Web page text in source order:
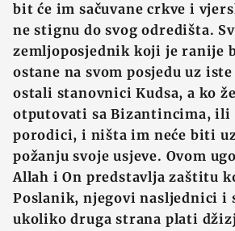
bit će im sačuvane crkve i
ne stignu do svog odredišta.
zemljoposjednik koji je ranije
ostane na svom posjedu uz
ostali stanovnici Kudsa, a ko
otputovati sa Bizantincima, ili
porodici, i ništa im neće biti
požanju svoje usjeve. Ovom
Allah i On predstavlja zaštitu
Poslanik, njegovi nasljednici i
ukoliko druga strana plati